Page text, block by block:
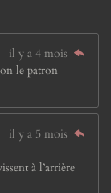
il y a 4 mois
le patron
il y a 5 mois
à l’arrière